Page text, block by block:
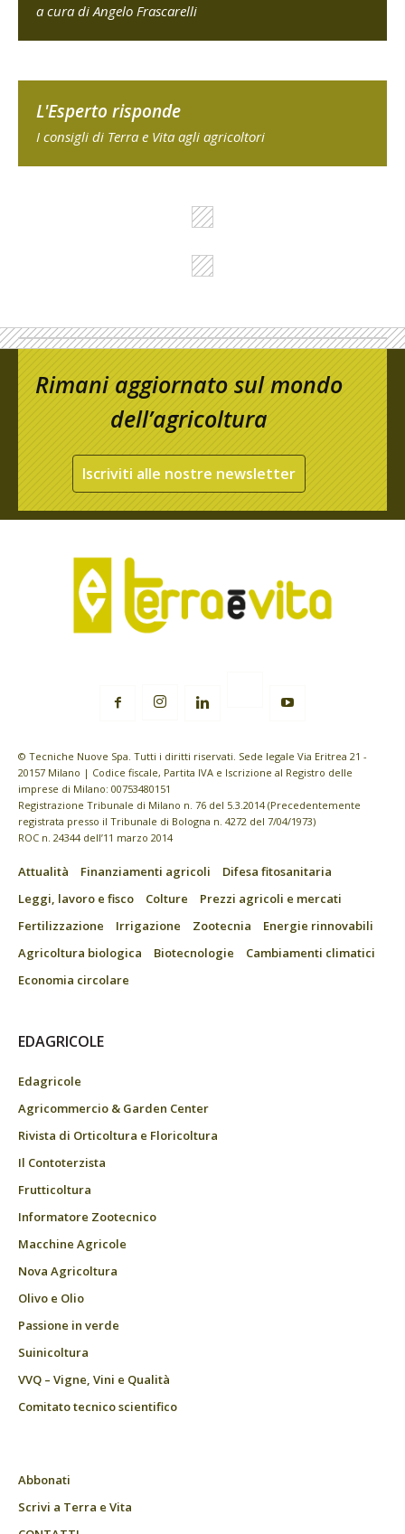
a cura di Angelo Frascarelli
L'Esperto risponde
I consigli di Terra e Vita agli agricoltori
Rimani aggiornato sul mondo
dell’agricoltura
Iscriviti alle nostre newsletter
© Tecniche Nuove Spa. Tutti i diritti riservati. Sede legale Via Eritrea 21 -
20157 Milano | Codice fiscale, Partita IVA e Iscrizione al Registro delle
imprese di Milano: 00753480151
Registrazione Tribunale di Milano n. 76 del 5.3.2014 (Precedentemente
registrata presso il Tribunale di Bologna n. 4272 del 7/04/1973)
ROC n. 24344 dell’11 marzo 2014
Attualità Finanziamenti agricoli
Difesa fitosanitaria
Leggi, lavoro e fisco
Colture
Prezzi agricoli e mercati
Fertilizzazione
Irrigazione Zootecnia
Energie rinnovabili
Agricoltura biologica
Biotecnologie
Cambiamenti climatici
Economia circolare
EDAGRICOLE
Edagricole
Agricommercio & Garden Center
Rivista di Orticoltura e Floricoltura
Il Contoterzista
Frutticoltura
Informatore Zootecnico
Macchine Agricole
Nova Agricoltura
Olivo e Olio
Passione in verde
Suinicoltura
VVQ – Vigne, Vini e Qualità
Comitato tecnico scientifico
Abbonati
Scrivi a Terra e Vita